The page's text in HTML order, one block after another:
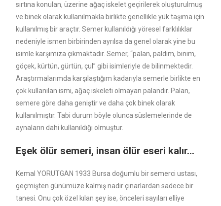
sırtına konulan, üzerine ağaç iskelet geçirilerek oluşturulmuş
ve binek olarak kullanılmakla birlikte genellikle yük taşıma için
kullanılmış bir araçtır. Semer kullanıldığı yöresel farklılıklar
nedeniyle ismen birbirinden ayrılsa da genel olarak yine bu
isimle karşımıza çıkmaktadır. Semer, “palan, paldım, binim,
göçek, kürtün, gürtün, çul” gibi isimleriyle de bilinmektedir.
Araştırmalarımda karşılaştığım kadarıyla semerle birlikte en
çok kullanılan ismi, ağaç iskeleti olmayan palandır. Palan,
semere göre daha geniştir ve daha çok binek olarak
kullanılmıştır. Tabi durum böyle olunca süslemelerinde de
aynaların dahi kullanıldığı olmuştur.
Eşek ölür semeri, insan ölür eseri kalır…
Kemal YORUTGAN 1933 Bursa doğumlu bir semerci ustası,
geçmişten günümüze kalmış nadir çınarlardan sadece bir
tanesi. Onu çok özel kılan şey ise, önceleri sayıları elliye